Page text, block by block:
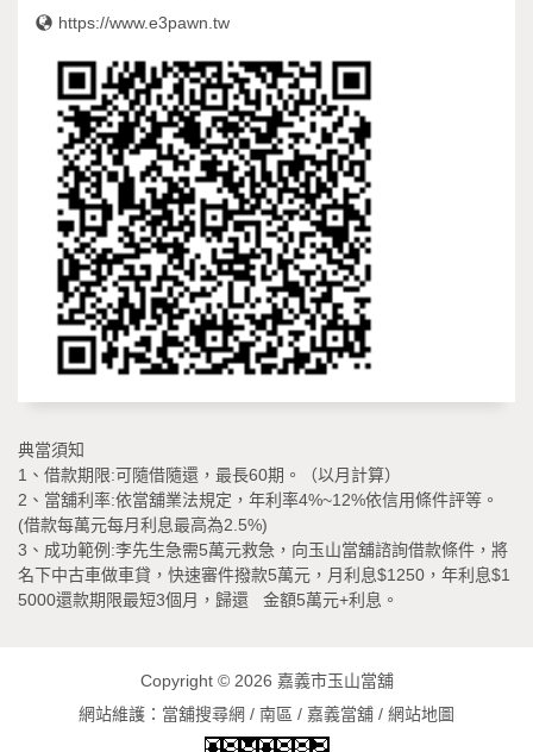
https://www.e3pawn.tw
典當須知
1、借款期限:可隨借隨還，最長60期。（以月計算）
2、當舖利率:依當舖業法規定，年利率4%~12%依信用條件評等。
(借款每萬元每月利息最高為2.5%)
3、成功範例:李先生急需5萬元救急，向玉山當舖諮詢借款條件，將
名下中古車做車貸，快速審件撥款5萬元，月利息$1250，年利息$1
5000還款期限最短3個月，歸還 金額5萬元+利息。
Copyright © 2026 嘉義市玉山當舖
網站維護： 當舖搜尋網 / 南區 / 嘉義當舖 / 網站地圖